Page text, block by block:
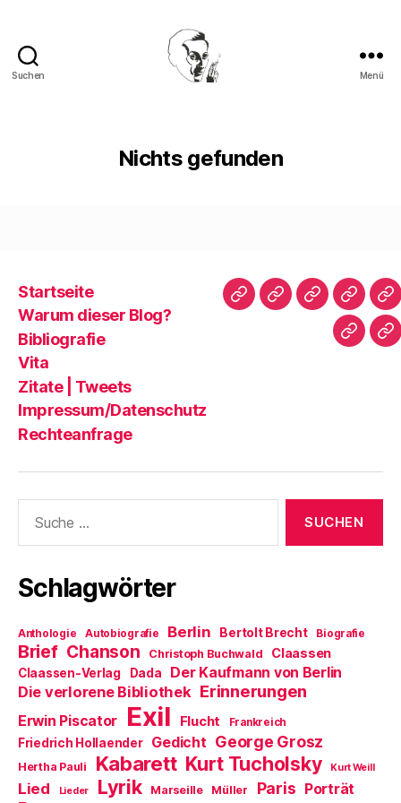
Suchen Menü
Nichts gefunden
Startseite
Warum dieser Blog?
Bibliografie
Vita
Zitate | Tweets
Impressum/Datenschutz
Rechteanfrage
Startseite
WarumBibliografie
Vita
|
nach:
Schlagwörter
Anthologie Autobiografie Berlin Bertolt Brecht Biografie
Brief Chanson Christoph Buchwald Claassen
Claassen-Verlag Dada Der Kaufmann von Berlin
Die verlorene Bibliothek Erinnerungen
Erwin Piscator Exil Flucht Frankreich
Friedrich Hollaender Gedicht George Grosz
Hertha Pauli Kabarett Kurt Tucholsky Kurt Weill
Lied Lieder Lyrik Marseille Müller Paris Porträt